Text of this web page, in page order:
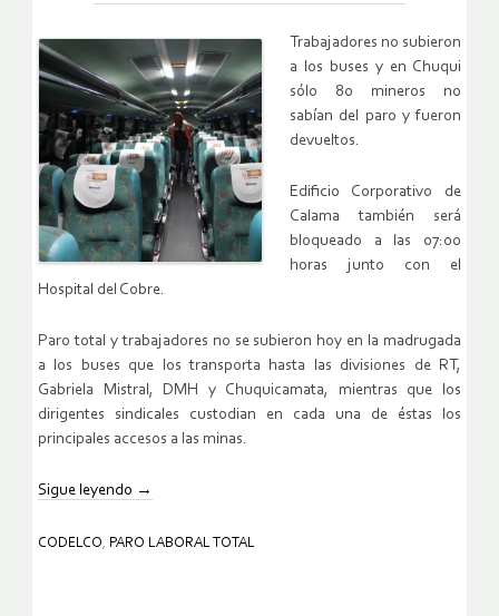
Trabajadores no subieron
a los buses y en Chuqui
sólo 80 mineros no
sabían del paro y fueron
devueltos.
Edificio Corporativo de
Calama también será
bloqueado a las 07:00
horas junto con el
Hospital del Cobre.
Paro total y trabajadores no se subieron hoy en la madrugada
a los buses que los transporta hasta las divisiones de RT,
Gabriela Mistral, DMH y Chuquicamata, mientras que los
dirigentes sindicales custodian en cada una de éstas los
principales accesos a las minas.
Sigue leyendo →
CODELCO, PARO LABORAL TOTAL